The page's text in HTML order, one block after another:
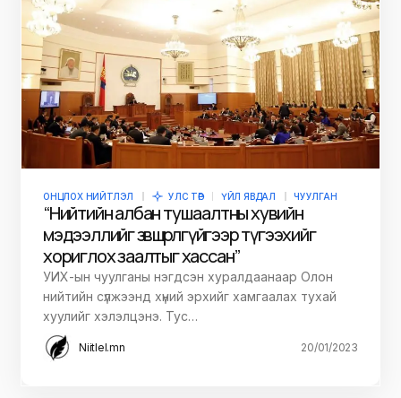
ОНЦЛОХ НИЙТЛЭЛ УЛС ТӨР ҮЙЛ ЯВДАЛ ЧУУЛГАН
“Нийтийн албан тушаалтны хувийн
мэдээллийг зөвшөөрөлгүйгээр түгээхийг
хориглох заалтыг хассан”
УИХ-ын чуулганы нэгдсэн хуралдаанаар Олон
нийтийн сүлжээнд хүний эрхийг хамгаалах тухай
хуулийг хэлэлцэнэ. Тус…
Niitlel.mn 20/01/2023